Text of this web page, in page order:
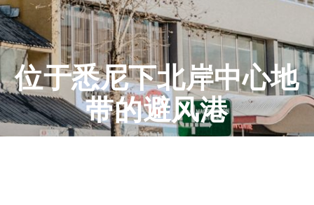
位于悉尼下北岸中心地
带的避风港